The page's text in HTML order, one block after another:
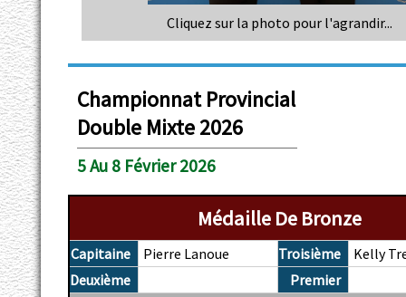
Cliquez sur la photo pour l'agrandir...
Championnat Provincial
Double Mixte 2026
5 Au 8 Février 2026
Médaille De Bronze
Capitaine Pierre Lanoue Troisième
Kelly
Deuxième
Premier